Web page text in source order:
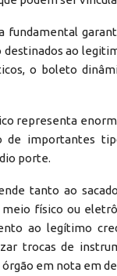
fundamental
destinados ao
o boleto
representa
de importantes
porte.
tanto ao
físico ou
ao legítimo
trocas de
em nota em